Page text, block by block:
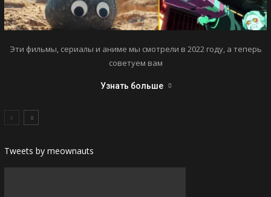
Эти фильмы, сериалы и аниме мы смотрели в 2022 году, а теперь
советуем вам
Узнать больше
Tweets by meownauts